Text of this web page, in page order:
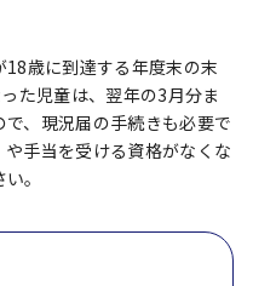
歳に到達する年度末の末
た児童は、翌年の3月分ま
、現況届の手続きも必要で
手当を受ける資格がなくな
。